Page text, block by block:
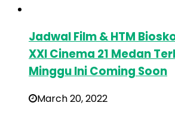
Jadwal Film & HTM
XXI Cinema 21 Medan
Minggu Ini Coming Soon
March 20, 2022